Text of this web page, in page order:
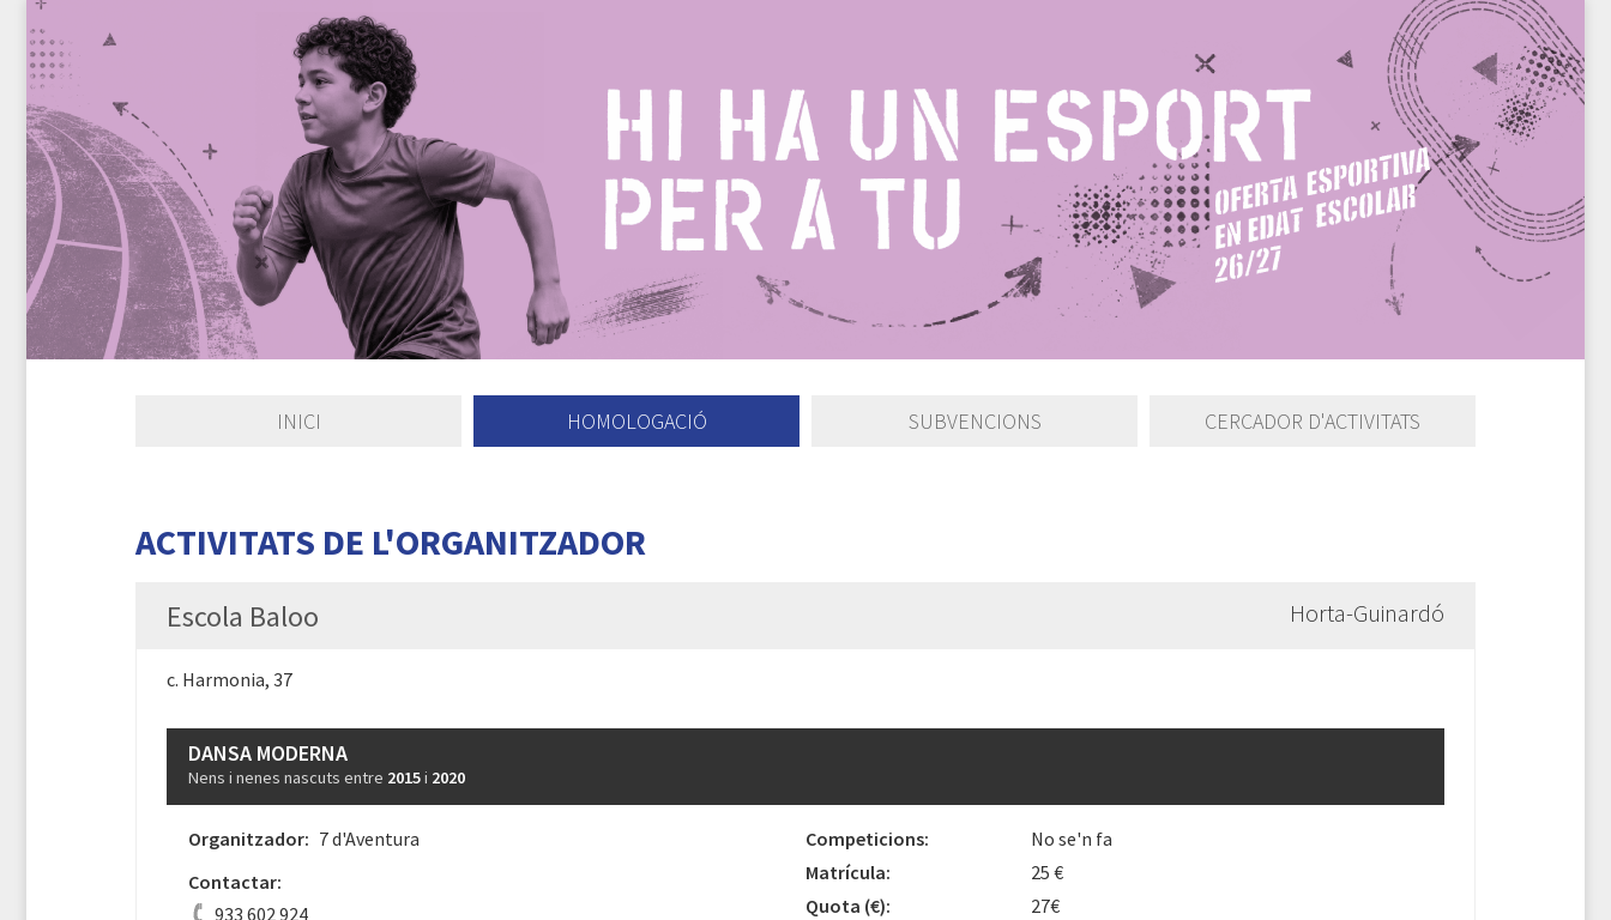
INICI HOMOLOGACIÓ SUBVENCIONS CERCADOR D'ACTIVITATS
ACTIVITATS DE L'ORGANITZADOR
Escola Baloo Horta-Guinardó
c. Harmonia, 37
DANSA MODERNA
Nens i nenes nascuts entre 2015i 2020
Organitzador: 7 d'Aventura
Contactar:
933 602 924
Competicions:
No se'n fa
Matrícula:
25 €
Quota (€):
27€